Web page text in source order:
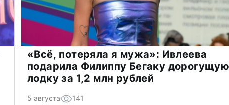
«Всё, потеряла я мужа»: Ивлеева
подарила Филиппу Бегаку дорогущую
лодку за 1,2 млн рублей
5 августа 141